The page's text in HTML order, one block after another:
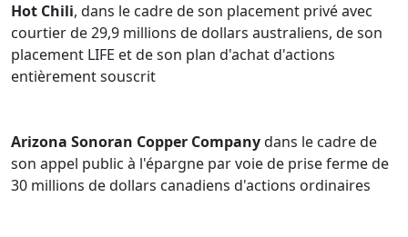
Hot Chili, dans le cadre de son placement privé avec
courtier de 29,9 millions de dollars australiens, de son
placement LIFE et de son plan d'achat d'actions
entièrement souscrit
Arizona Sonoran Copper Companydans le cadre de
son appel public à l'épargne par voie de prise ferme de
30 millions de dollars canadiens d'actions ordinaires